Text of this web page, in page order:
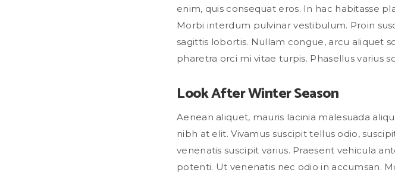
enim, quis consequat eros. In hac habitasse
Morbi interdum pulvinar vestibulum. Proin
sagittis lobortis. Nullam congue, arcu aliquet
pharetra orci mi vitae turpis. Phasellus varius
Look After Winter Season
Aenean aliquet, mauris lacinia malesuada
nibh at elit. Vivamus suscipit tellus odio,
venenatis suscipit varius. Praesent vehicula
potenti. Ut venenatis nec odio in accumsan.